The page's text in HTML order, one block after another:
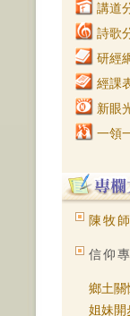
講道
詩歌
研經
經課
新眼
一領
陳牧
信仰
鄉土關
姐妹開